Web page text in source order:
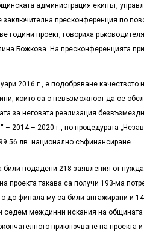
администрация екипът,
пресконференция по
години проект, говориха
Божкова. На пресконференцията
2016 г., е подобряване
които са с невъзможност да се
за неговата реализация
– 2014 – 2020 г., по процедурата
лв. национално съфинансиране.
били подадени 218 заявления от
проекта такава са получи 193-ма
до финала му са били ангажирани и
седем междинни искания на общината
приключване на проекта